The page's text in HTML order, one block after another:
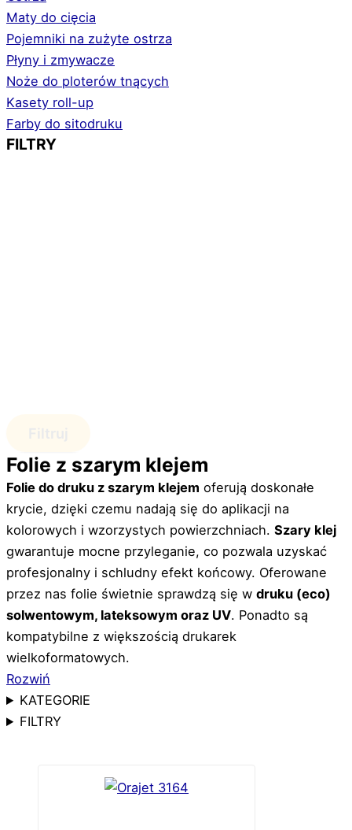
Maty do cięcia
Pojemniki na zużyte ostrza
Płyny i zmywacze
Noże do ploterów tnących
Kasety roll-up
Farby do sitodruku
FILTRY
Folie z szarym klejem
Folie do druku z szarym klejem oferują doskonałe
krycie, dzięki czemu nadają się do aplikacji na
kolorowych i wzorzystych powierzchniach. Szary klej
gwarantuje mocne przyleganie, co pozwala uzyskać
profesjonalny i schludny efekt końcowy. Oferowane
przez nas folie świetnie sprawdzą się w druku (eco)
solwentowym, lateksowym oraz UV. Ponadto są
kompatybilne z większością drukarek
wielkoformatowych.
Rozwiń
KATEGORIE
FILTRY